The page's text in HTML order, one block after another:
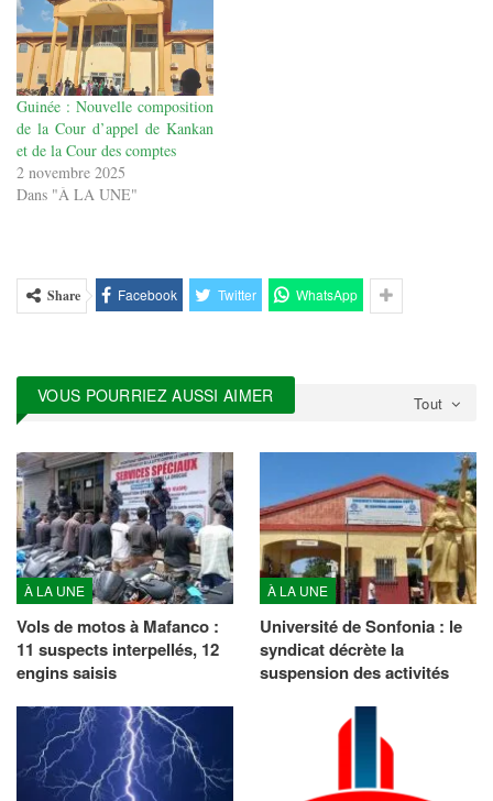
a primé ce samedi, 18 mai
2013 ses premiers lauréats. Il
s’agit entre autres, du jeune…
Guinée : Nouvelle composition
de la Cour d’appel de Kankan
et de la Cour des comptes
2 novembre 2025
Dans "À LA UNE"
Share Facebook Twitter WhatsApp
Tout
VOUS POURRIEZ AUSSI AIMER
À LA UNE
Vols de motos à Mafanco :
11 suspects interpellés, 12
engins saisis
À LA UNE
Université de Sonfonia : le
syndicat décrète la
suspension des activités